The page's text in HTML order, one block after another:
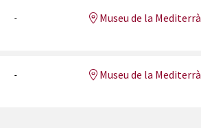
Museu de la
Museu de la